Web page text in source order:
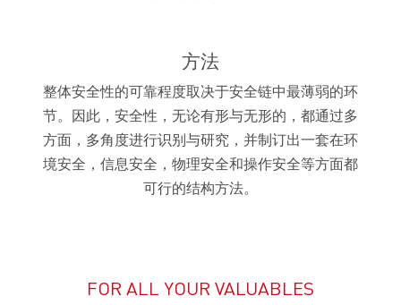
方法
整体安全性的可靠程度取决于安全链中最薄弱的环
节。因此，安全性，无论有形与无形的，都通过多
方面，多角度进行识别与研究，并制订出一套在环
境安全，信息安全，物理安全和操作安全等方面都
可行的结构方法。
FOR ALL YOUR VALUABLES